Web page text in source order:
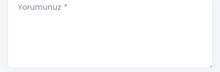
Yorumunuz *